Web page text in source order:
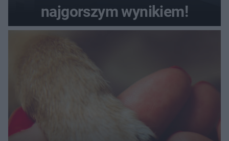
najgorszym wynikiem!